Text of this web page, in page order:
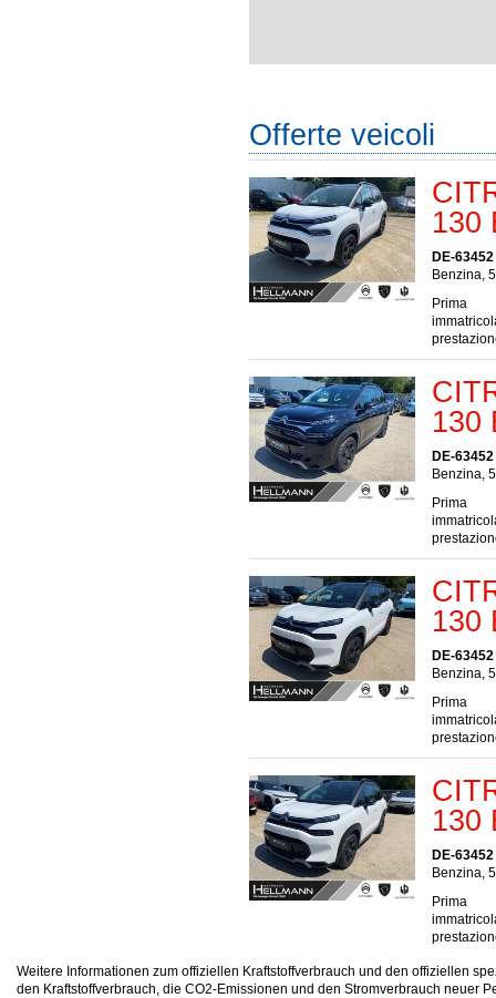
Offerte veicoli
130
DE-
Benzina,
Prima
130
DE-
Benzina,
Prima
130
DE-
Benzina,
Prima
130
DE-
Benzina,
Prima
Weitere Informationen zum offiziellen Kraftstoffverbrauch und den offiziellen
den Kraftstoffverbrauch, die CO2-Emissionen und den Stromverbrauch neuer